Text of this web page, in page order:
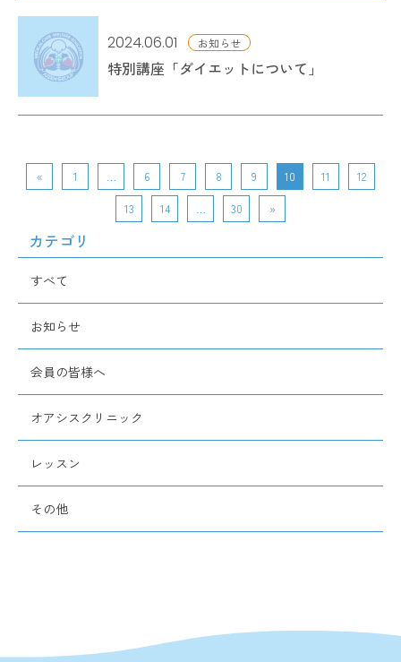
2024.06.01 お知らせ
特別講座「ダイエットについて」
« 1 6 7 8 9 10 11 12
13 14 30 »
カテゴリ
すべて
お知らせ
会員の皆様へ
オアシスクリニック
レッスン
その他